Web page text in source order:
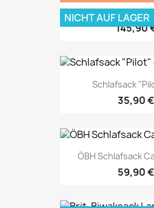
NL Biwaksack /
145,90
NICHT AUF LAGER
Schlafsack
35,90 €
ÖBH Schlafsack
59,90 €